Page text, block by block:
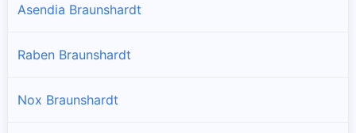
Asendia Braunshardt
Raben Braunshardt
Nox Braunshardt